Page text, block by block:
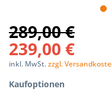
289,00 €
239,00 €
inkl. MwSt.zzgl.
Kaufoptionen